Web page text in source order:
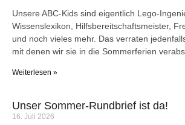
Unsere ABC-Kids sind eigentlich Lego-
Wissenslexikon, Hilfsbereitschaftsmeister,
und noch vieles mehr. Das verraten
mit denen wir sie in die Sommerferien
Weiterlesen »
Unser Sommer-Rundbrief ist da!
16. Juli 2026